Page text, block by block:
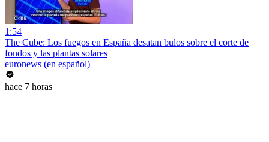
1:54
The Cube: Los fuegos en España desatan bulos sobre el corte de
fondos y las plantas solares
euronews (en español)
hace 7 horas